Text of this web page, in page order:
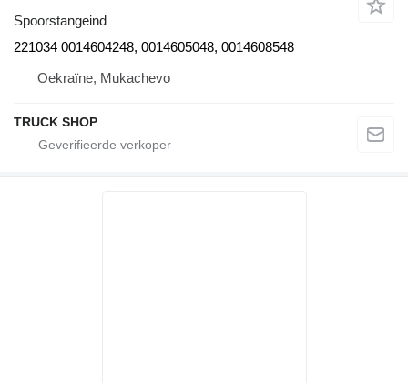
Spoorstangeind
221034 0014604248, 0014605048, 0014608548
Oekraïne, Mukachevo
TRUCK SHOP